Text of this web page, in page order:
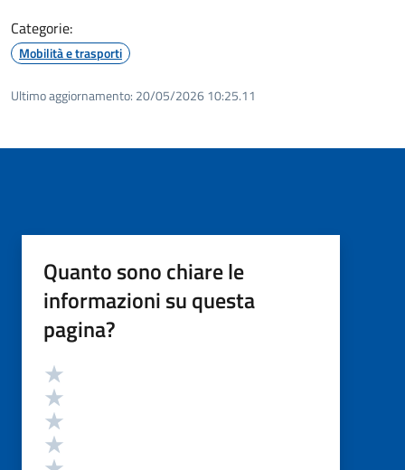
Categorie:
Mobilità e trasporti
Ultimo aggiornamento: 20/05/2026 10:25.11
Quanto sono chiare le
informazioni su questa
pagina?
Valutazione